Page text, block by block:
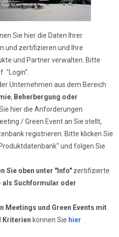
Sie hier die Daten Ihrer
und zertifizieren und Ihre
und Partner verwalten. Bitte
"Login".
Unternehmen aus dem Bereich
, Beherbergung oder
hier die Anforderungen
/ Green Event an Sie stellt,
registrieren. Bitte klicken Sie
und folgen Sie
Sie oben unter "Info" zertifizierte
als Suchformular oder
Meetings und Green Events mit
Kriterien können Sie hier